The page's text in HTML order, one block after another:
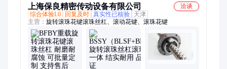
上海保良精密传动设备有限公司
洽谈
综合体验L0
回复及时 真实性已核验
天津
主营： 旋转滚珠花键滚珠丝杠、滚动花键、滚珠花键